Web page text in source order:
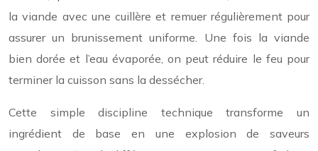
la viande avec une cuillère et remuer régulièrement pour
assurer un brunissement uniforme. Une fois la viande
bien dorée et l’eau évaporée, on peut réduire le feu pour
terminer la cuisson sans la dessécher.
Cette simple discipline technique transforme un
ingrédient de base en une explosion de saveurs